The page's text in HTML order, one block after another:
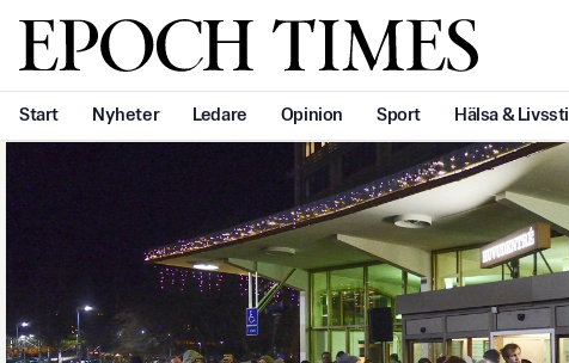
Svenska Epoch Times
Start Nyheter Ledare Opinion Sport Hälsa & Livsstil